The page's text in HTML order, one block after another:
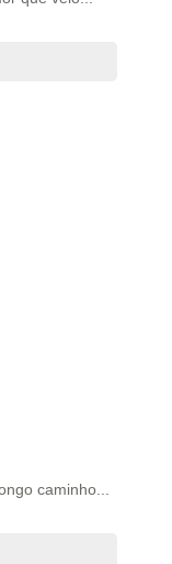
caminho...